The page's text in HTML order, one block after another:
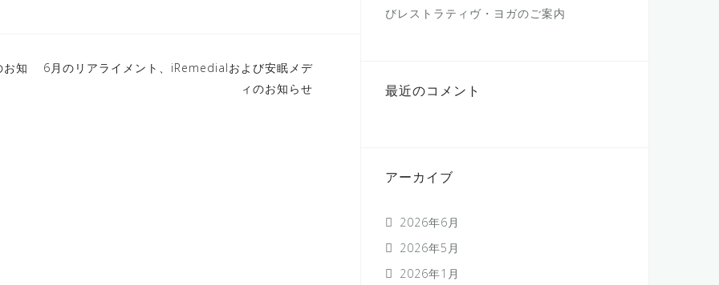
知
6月のリアライメント、iRemedialおよび安眠メデ
ィのお知らせ
びレストラティヴ・ヨガのご案内
最近のコメント
アーカイブ
2026年6月
2026年5月
2026年1月